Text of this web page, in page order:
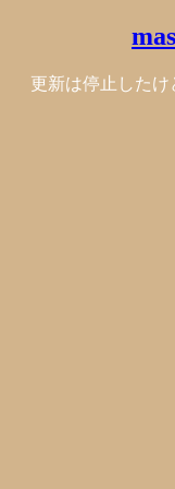
更新は停止した